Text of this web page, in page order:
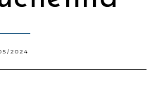
2024